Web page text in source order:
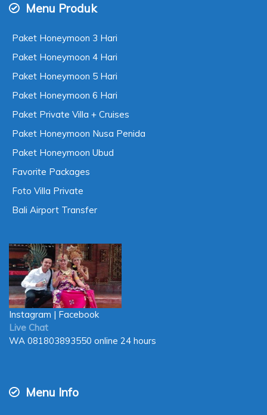
Menu Produk
Paket Honeymoon 3 Hari
Paket Honeymoon 4 Hari
Paket Honeymoon 5 Hari
Paket Honeymoon 6 Hari
Paket Private Villa + Cruises
Paket Honeymoon Nusa Penida
Paket Honeymoon Ubud
Favorite Packages
Foto Villa Private
Bali Airport Transfer
Instagram | Facebook
Live Chat
WA 081803893550 online 24 hours
Menu Info